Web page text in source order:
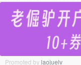
Promoted bylaojuelv